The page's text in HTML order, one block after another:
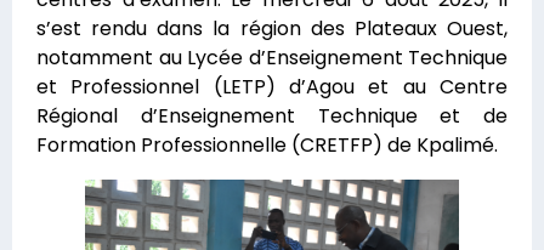
s’est rendu dans la région des Plateaux Ouest,
notamment au Lycée d’Enseignement Technique
et Professionnel (LETP) d’Agou et au Centre
Régional d’Enseignement Technique et de
Formation Professionnelle (CRETFP) de Kpalimé.